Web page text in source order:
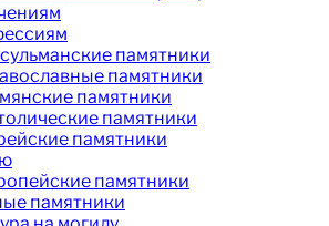
памятники
памятники
памятники
памятники
памятники
памятники
памятники